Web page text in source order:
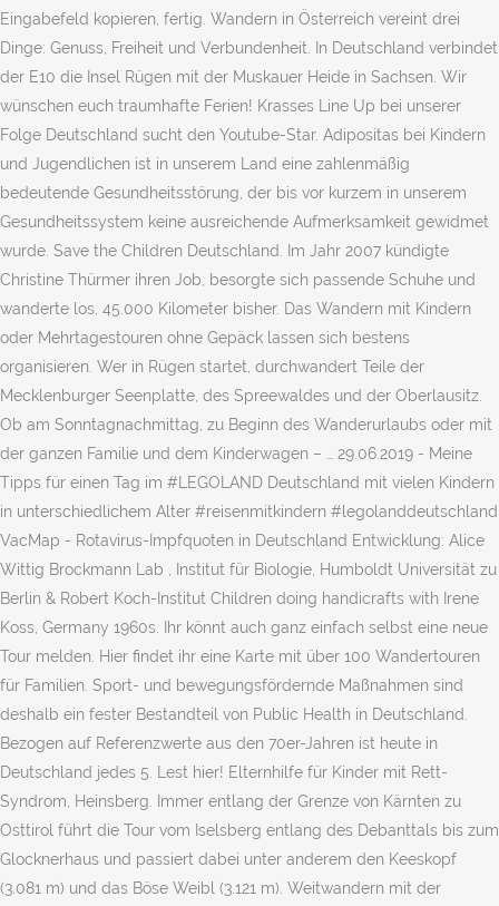
Eingabefeld kopieren, fertig. Wandern in Österreich vereint drei
Dinge: Genuss, Freiheit und Verbundenheit. In Deutschland verbindet
der E10 die Insel Rügen mit der Muskauer Heide in Sachsen. Wir
wünschen euch traumhafte Ferien! Krasses Line Up bei unserer
Folge Deutschland sucht den Youtube-Star. Adipositas bei Kindern
und Jugendlichen ist in unserem Land eine zahlenmäßig
bedeutende Gesundheitsstörung, der bis vor kurzem in unserem
Gesundheitssystem keine ausreichende Aufmerksamkeit gewidmet
wurde. Save the Children Deutschland. Im Jahr 2007 kündigte
Christine Thürmer ihren Job, besorgte sich passende Schuhe und
wanderte los, 45.000 Kilometer bisher. Das Wandern mit Kindern
oder Mehrtagestouren ohne Gepäck lassen sich bestens
organisieren. Wer in Rügen startet, durchwandert Teile der
Mecklenburger Seenplatte, des Spreewaldes und der Oberlausitz.
Ob am Sonntagnachmittag, zu Beginn des Wanderurlaubs oder mit
der ganzen Familie und dem Kinderwagen – … 29.06.2019 - Meine
Tipps für einen Tag im #LEGOLAND Deutschland mit vielen Kindern
in unterschiedlichem Alter #reisenmitkindern #legolanddeutschland
VacMap - Rotavirus-Impfquoten in Deutschland Entwicklung: Alice
Wittig Brockmann Lab , Institut für Biologie, Humboldt Universität zu
Berlin & Robert Koch-Institut Children doing handicrafts with Irene
Koss, Germany 1960s. Ihr könnt auch ganz einfach selbst eine neue
Tour melden. Hier findet ihr eine Karte mit über 100 Wandertouren
für Familien. Sport- und bewegungsfördernde Maßnahmen sind
deshalb ein fester Bestandteil von Public Health in Deutschland.
Bezogen auf Referenzwerte aus den 70er-Jahren ist heute in
Deutschland jedes 5. Lest hier! Elternhilfe für Kinder mit Rett-
Syndrom, Heinsberg. Immer entlang der Grenze von Kärnten zu
Osttirol führt die Tour vom Iselsberg entlang des Debanttals bis zum
Glocknerhaus und passiert dabei unter anderem den Keeskopf
(3.081 m) und das Böse Weibl (3.121 m). Weitwandern mit der